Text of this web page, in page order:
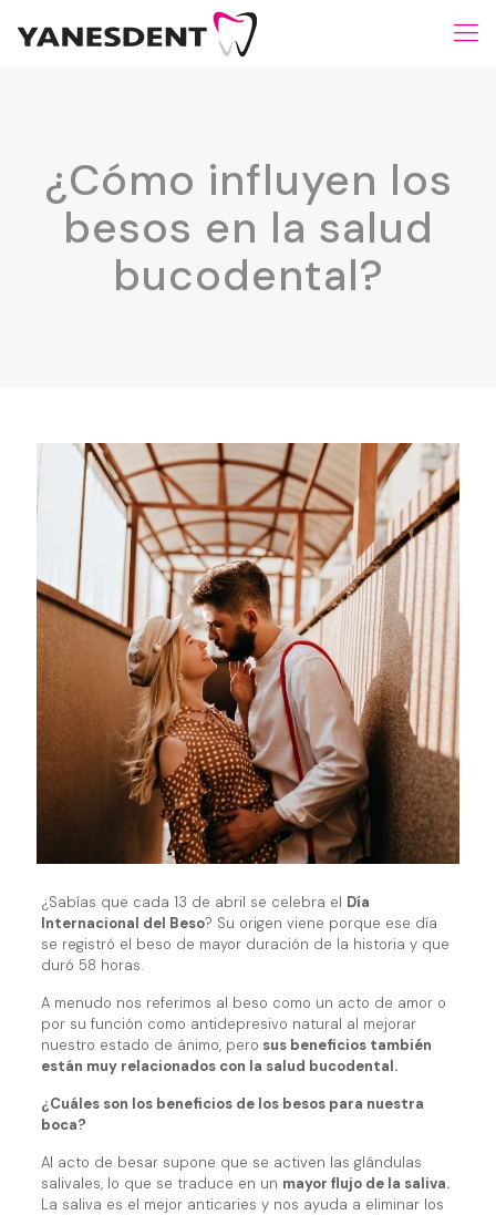
¿Cómo influyen los
besos en la salud
bucodental?
¿Sabías que cada 13 de abril se celebra el Día
Internacional del Beso? Su origen viene porque ese día
se registró el beso de mayor duración de la historia y que
duró 58 horas.
A menudo nos referimos al beso como un acto de amor o
por su función como antidepresivo natural al mejorar
nuestro estado de ánimo, pero sus beneficios también
están muy relacionados con la salud bucodental.
¿Cuáles son los beneficios de los besos para nuestra
boca?
Al acto de besar supone que se activen las glándulas
salivales, lo que se traduce en un mayor flujo de la saliva.
La saliva es el mejor anticaries y nos ayuda a eliminar los